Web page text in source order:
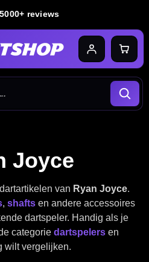
reviews
Joyce
van Ryan Joyce.
, shaftsen andere accessoires
dartspeler. Handig als je
categorie dartspelersen
wilt vergelijken.